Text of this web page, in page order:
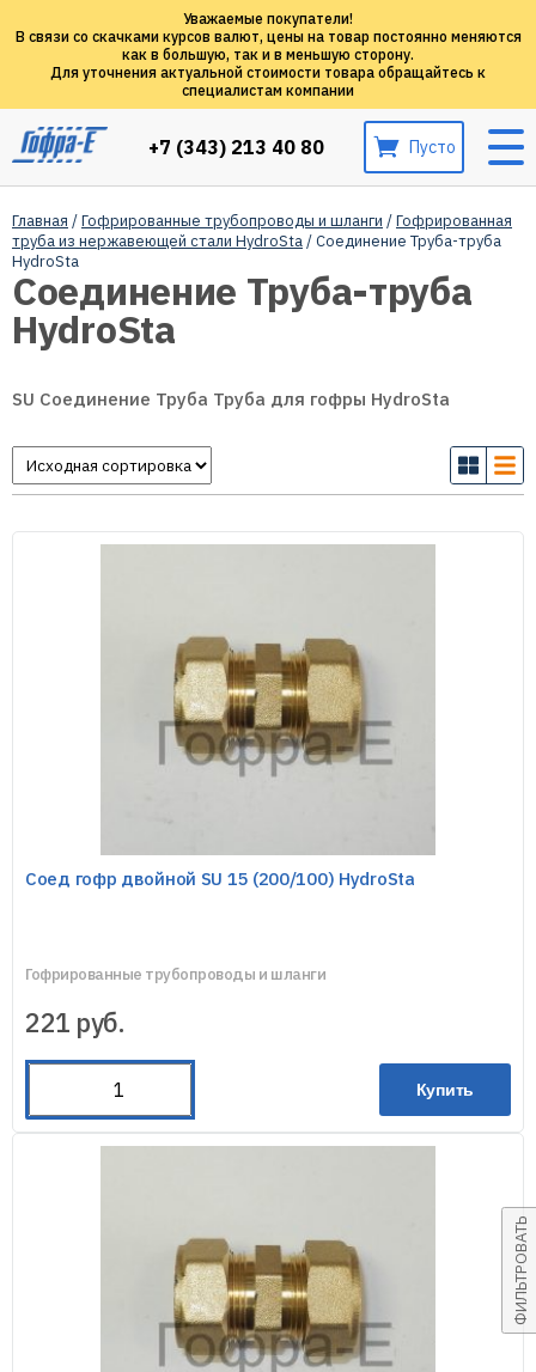
Уважаемые покупатели!
В связи со скачками курсов валют, цены на товар постоянно меняются
как в большую, так и в меньшую сторону.
Для уточнения актуальной стоимости товара обращайтесь к
специалистам компании
+7 (343) 213 40 80 Пусто
Главная /Гофрированные трубопроводы и шланги /Гофрированная
труба из нержавеющей стали HydroSta/ Соединение Труба-труба
HydroSta
Соединение Труба-труба
HydroSta
ФИЛЬТРОВАТЬ
SU Соединение Труба Труба для гофры HydroSta
Соед гофр двойной SU 15 (200/100) HydroSta
Гофрированные трубопроводы и шланги
221 руб.
Купить